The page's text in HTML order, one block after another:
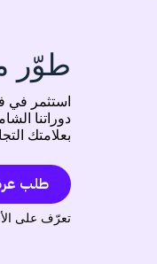
طوّر
استثمر في
دوراتنا
بعلامتك
طلب
تعرّف على